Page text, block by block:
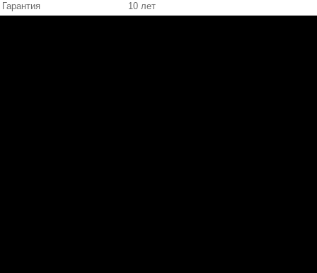
Гарантия
10 лет